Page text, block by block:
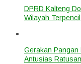
DPRD Kalteng
Wilayah Terpencil
Gerakan Pangan
Antusias